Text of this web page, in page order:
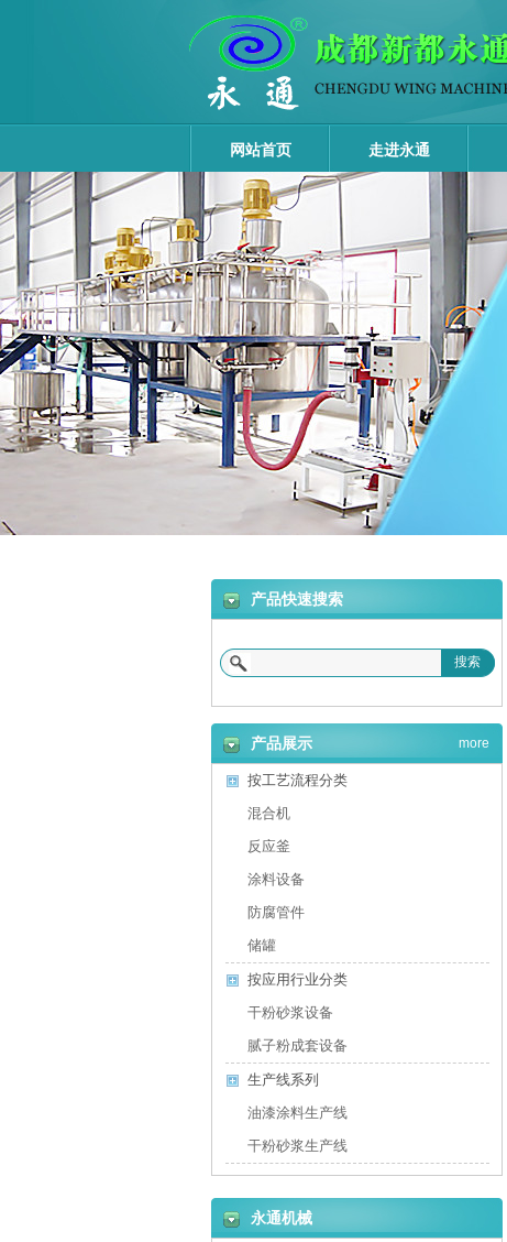
网站首页 走进永通
产品快速搜索
搜索
产品展示
按工艺流程分类
混合机
反应釜
涂料设备
防腐管件
储罐
按应用行业分类
干粉砂浆设备
腻子粉成套设备
生产线系列
油漆涂料生产线
干粉砂浆生产线
more
永通机械